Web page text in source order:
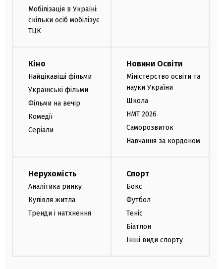
Мобілізація в Україні:
скільки осіб мобілізує
ТЦК
Кіно
Найцікавіші фільми
Українські фільми
Фільми на вечір
Комедії
Серіали
Новини Освіти
Міністерство освіти та
науки України
Школа
НМТ 2026
Саморозвиток
Навчання за кордоном
Нерухомість
Аналітика ринку
Купівля житла
Тренди і натхнення
Спорт
Бокс
Футбол
Теніс
Біатлон
Інші види спорту